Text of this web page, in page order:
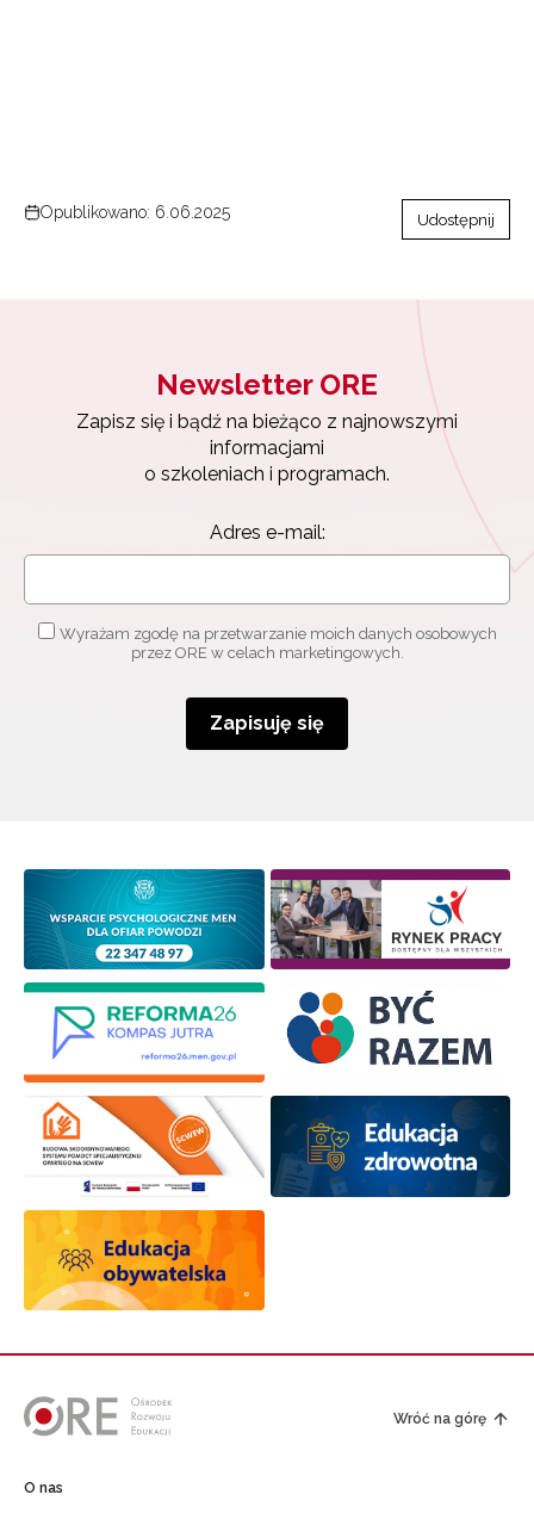
Opublikowano: 6.06.2025 Udostępnij
Newsletter ORE
Zapisz się i bądź na bieżąco z najnowszymi
informacjami
o szkoleniach i programach.
Adres e-mail:
Wyrażam zgodę na przetwarzanie moich danych osobowych
przez ORE w celach marketingowych.
Zapisuję się
Wróć na górę
O nas